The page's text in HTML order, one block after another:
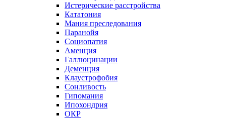
Истерические расстройства
Кататония
Мания преследования
Паранойя
Социопатия
Аменция
Галлюцинации
Деменция
Клаустрофобия
Сонливость
Гипомания
Ипохондрия
ОКР